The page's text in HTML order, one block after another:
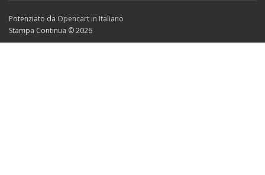
Potenziato da Opencart in Italiano
Stampa Continua © 2026